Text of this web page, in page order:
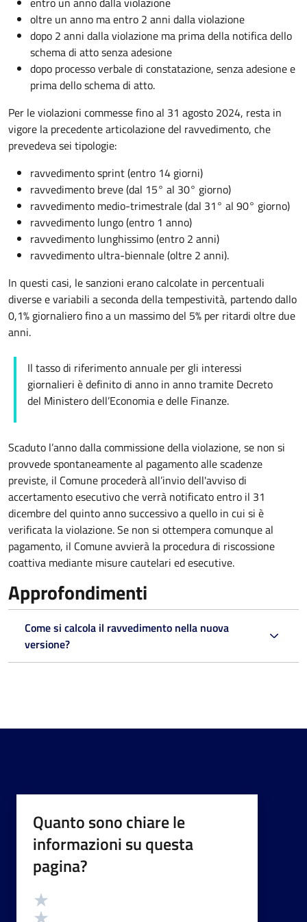
oltre un anno ma entro 2 anni dalla violazione
dopo 2 anni dalla violazione ma prima della notifica dello
schema di atto senza adesione
dopo processo verbale di constatazione, senza adesione e
prima dello schema di atto.
Per le violazioni commesse fino al 31 agosto 2024, resta in
vigore la precedente articolazione del ravvedimento, che
prevedeva sei tipologie:
ravvedimento sprint (entro 14 giorni)
ravvedimento breve (dal 15° al 30° giorno)
ravvedimento medio-trimestrale (dal 31° al 90° giorno)
ravvedimento lungo (entro 1 anno)
ravvedimento lunghissimo (entro 2 anni)
ravvedimento ultra-biennale (oltre 2 anni).
In questi casi, le sanzioni erano calcolate in percentuali
diverse e variabili a seconda della tempestività, partendo dallo
0,1% giornaliero fino a un massimo del 5% per ritardi oltre due
anni.
Il tasso di riferimento annuale per gli interessi
giornalieri è definito di anno in anno tramite Decreto
del Ministero dell’Economia e delle Finanze.
Scaduto l’anno dalla commissione della violazione, se non si
provvede spontaneamente al pagamento alle scadenze
previste, il Comune procederà all’invio dell'avviso di
accertamento esecutivo che verrà notificato entro il 31
dicembre del quinto anno successivo a quello in cui si è
verificata la violazione. Se non si ottempera comunque al
pagamento, il Comune avvierà la procedura di riscossione
coattiva mediante misure cautelari ed esecutive.
Approfondimenti
Come si calcola il ravvedimento nella nuova
versione?
Quanto sono chiare le
informazioni su questa
pagina?
Valutazione